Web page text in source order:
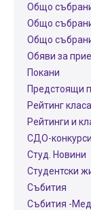
Общо
Общо
Общо
Обяви за
Покани
Предстоящи
Рейтинг
Рейтинги и
СДО-
Студ. Новини
Студентски
Събития
Събития -